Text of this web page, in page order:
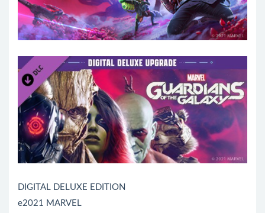
DIGITAL DELUXE EDITION
e2021 MARVEL